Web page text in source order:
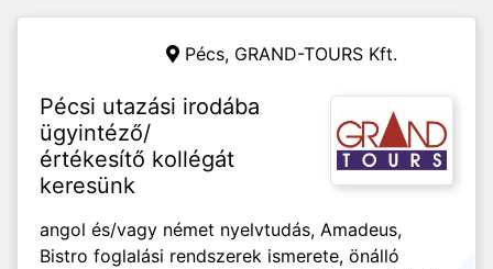
Pécs, GRAND-TOURS Kft.
Pécsi utazási irodába
ügyintéző/
értékesítő kollégát
keresünk
angol és/vagy német nyelvtudás, Amadeus,
Bistro foglalási rendszerek ismerete, önálló